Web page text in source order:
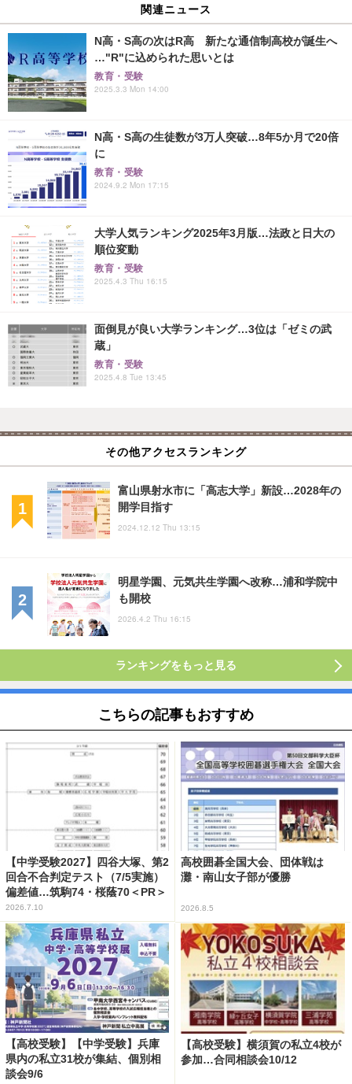
関連ニュース
N高・S高の次はR高 新たな通信制高校が誕生へ
…"R"に込められた思いとは
教育・受験
2025.3.3 Mon 14:00
N高・S高の生徒数が3万人突破…8年5か月で20倍
に
教育・受験
2024.9.2 Mon 17:15
大学人気ランキング2025年3月版…法政と日大の
順位変動
教育・受験
2025.4.3 Thu 16:15
面倒見が良い大学ランキング…3位は「ゼミの武
蔵」
教育・受験
2025.4.8 Tue 13:45
その他アクセスランキング
富山県射水市に「高志大学」新設…2028年の
開学目指す
2024.12.12 Thu 13:15
明星学園、元気共生学園へ改称…浦和学院中
も開校
2026.4.2 Thu 16:15
ランキングをもっと見る
こちらの記事もおすすめ
【中学受験2027】四谷大塚、第2
回合不合判定テスト（7/5実施）
偏差値…筑駒74・桜蔭70＜PR＞
2026.7.10
高校囲碁全国大会、団体戦は
灘・南山女子部が優勝
2026.8.5
【高校受験】【中学受験】兵庫
県内の私立31校が集結、個別相
談会9/6
【高校受験】横須賀の私立4校が
参加…合同相談会10/12